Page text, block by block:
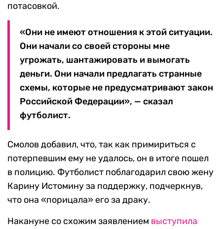
потасовкой.
«Они не имеют отношения к этой ситуации.
Они начали со своей стороны мне
угрожать, шантажировать и вымогать
деньги. Они начали предлагать странные
схемы, которые не предусматривают закон
Российской Федерации», — сказал
футболист.
Смолов добавил, что, так как примириться с
потерпевшим ему не удалось, он в итоге пошел
в полицию. Футболист поблагодарил свою жену
Карину Истомину за поддержку, подчеркнув,
что она «порицала» его за драку.
Накануне со схожим заявлением выступила